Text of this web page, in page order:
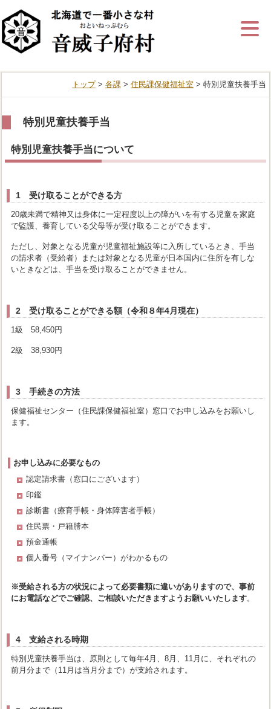
ビ
ゲ
ー
シ
ン
飛
トップ> 各課 > 住民課保健福祉室 > 特別児童扶養手当
特別児童扶養手当
特別児童扶養手当について
1 受け取ることができる方
20歳未満で精神又は身体に一定程度以上の障がいを有する児童を家庭
で監護、養育している父母等が受け取ることができます。
ただし、対象となる児童が児童福祉施設等に入所しているとき、手当
の請求者（受給者）または対象となる児童が日本国内に住所を有しな
いときなどは、手当を受け取ることができません。
2 受け取ることができる額（令和８年4月現在）
1級 58,450円
2級 38,930円
3 手続きの方法
保健福祉センター（住民課保健福祉室）窓口でお申し込みをお願いし
ます。
お申し込みに必要なもの
認定請求書（窓口にございます）
印鑑
診断書（療育手帳・身体障害者手帳）
住民票・戸籍謄本
預金通帳
個人番号（マイナンバー）がわかるもの
※受給される方の状況によって必要書類に違いがありますので、事前
にお電話などでご確認、ご相談いただきますようお願いいたします。
4 支給される時期
特別児童扶養手当は、原則として毎年4月、8月、11月に、それぞれの
前月分まで（11月は当月分まで）が支給されます。